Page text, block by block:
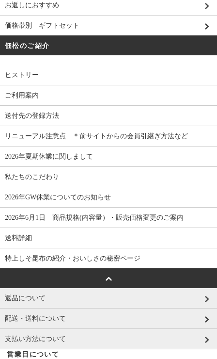
お返しにおすすめ
価格帯別 ギフトセット
佃松のご紹介
ヒストリー
ご利用案内
送付先の登録方法
リニューアル注意点 ＊前サイトからの会員引継ぎ方法など
2026年夏期休業に関しまして
私たちのこだわり
2026年GW休業についてのお知らせ
2026年6月1日 商品規格(内容量）・販売価格変更のご案内
送料詳細
特上しそ昆布の紹介・おいしさの秘密ページ
返品について
配送・送料について
支払い方法について
営業日について